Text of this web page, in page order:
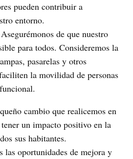
pueden contribuir a
entorno.
Asegurémonos de que nuestro
para todos. Consideremos la
pasarelas y otros
la movilidad de personas
cambio que realicemos en
un impacto positivo en la
sus habitantes.
las oportunidades de mejora y